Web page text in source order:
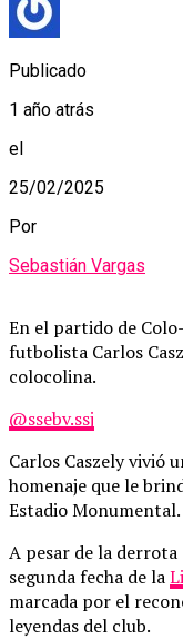
Publicado
1 año atrás
el
25/02/2025
Por
Sebastián Vargas
En el partido de
futbolista Carlos
colocolina.
@ssebv.ssj
Carlos Caszely vivió
homenaje que le
Estadio Monumental.
A pesar de la
segunda fecha de la
marcada por el
leyendas del club.